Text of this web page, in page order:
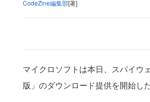
CodeZine編集部[著]
マイクロソフトは本日、スパイウ
版」のダウンロード提供を開始した